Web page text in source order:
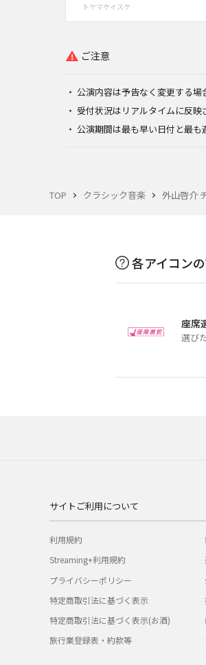
TOP クラシック音楽 外山啓介
トヤマケイスケ
ご注意
公演内容は予告なく変更する
受付状況はリアルタイムに反映
公演期間は最も早い日付と最も
各アイコン
座席
選び
サイトご利用について
利用規約
Streaming+利用規約
プライバシーポリシー
特定商取引法に基づく表示
特定商取引法に基づく表示(お酒)
旅行業登録表・約款等